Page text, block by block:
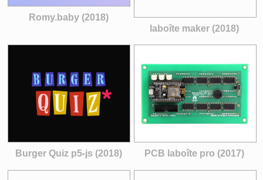
Romy.baby (2018)
laboîte maker (2018)
Burger Quiz p5*js (2018) PCB laboîte pro (2017)